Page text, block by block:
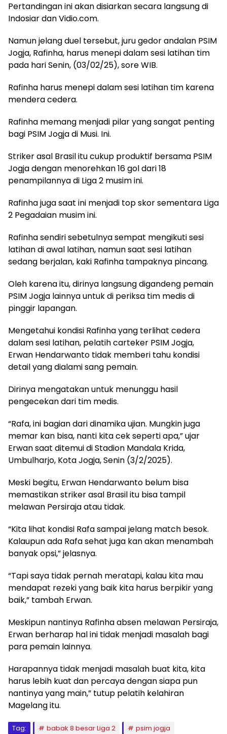
Pertandingan ini akan disiarkan secara langsung di
Indosiar dan Vidio.com.
Namun jelang duel tersebut, juru gedor andalan PSIM
Jogja, Rafinha, harus menepi dalam sesi latihan tim
pada hari Senin, (03/02/25), sore WIB.
Rafinha harus menepi dalam sesi latihan tim karena
mendera cedera.
Rafinha memang menjadi pilar yang sangat penting
bagi PSIM Jogja di Musi. Ini.
Striker asal Brasil itu cukup produktif bersama PSIM
Jogja dengan menorehkan 16 gol dari 18
penampilannya di Liga 2 musim ini.
Rafinha juga saat ini menjadi top skor sementara Liga
2 Pegadaian musim ini.
Rafinha sendiri sebetulnya sempat mengikuti sesi
latihan di awal latihan, namun saat sesi latihan
sedang berjalan, kaki Rafinha tampaknya pincang.
Oleh karena itu, dirinya langsung digandeng pemain
PSIM Jogja lainnya untuk di periksa tim medis di
pinggir lapangan.
Mengetahui kondisi Rafinha yang terlihat cedera
dalam sesi latihan, pelatih carteker PSIM Jogja,
Erwan Hendarwanto tidak memberi tahu kondisi
detail yang dialami sang pemain.
Dirinya mengatakan untuk menunggu hasil
pengecekan dari tim medis.
“Rafa, ini bagian dari dinamika ujian. Mungkin juga
memar kan bisa, nanti kita cek seperti apa,” ujar
Erwan saat ditemui di Stadion Mandala Krida,
Umbulharjo, Kota Jogja, Senin (3/2/2025).
Meski begitu, Erwan Hendarwanto belum bisa
memastikan striker asal Brasil itu bisa tampil
melawan Persiraja atau tidak.
“Kita lihat kondisi Rafa sampai jelang match besok.
Kalaupun ada Rafa sehat juga kan akan menambah
banyak opsi,” jelasnya.
“Tapi saya tidak pernah meratapi, kalau kita mau
mendapat rezeki yang baik kita harus berpikir yang
baik,” tambah Erwan.
Meskipun nantinya Rafinha absen melawan Persiraja,
Erwan berharap hal ini tidak menjadi masalah bagi
para pemain lainnya.
Harapannya tidak menjadi masalah buat kita, kita
harus lebih kuat dan percaya dengan siapa pun
nantinya yang main,” tutup pelatih kelahiran
Magelang itu.
Tag: babak 8 besar Liga 2
psim jogja